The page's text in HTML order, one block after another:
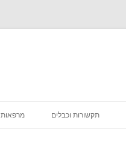
תקשורות וכבלים מרפאות